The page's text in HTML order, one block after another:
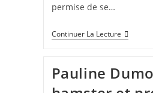
permise de se…
Continuer La Lecture
Pauline